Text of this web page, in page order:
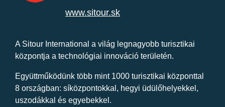
www.sitour.sk
A Sitour International a világ legnagyobb turisztikai
központja a technológiai innováció területén.
Együttműködünk több mint 1000 turisztikai központtal
8 országban: síközpontokkal, hegyi üdülőhelyekkel,
uszodákkal és egyebekkel.